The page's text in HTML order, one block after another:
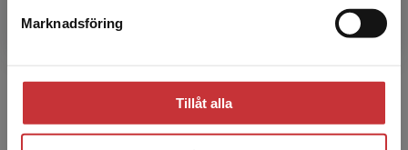
Marknadsföring
Tillåt alla
Pauline Black, Lecturer in Nursing, School of
Storbritannien.